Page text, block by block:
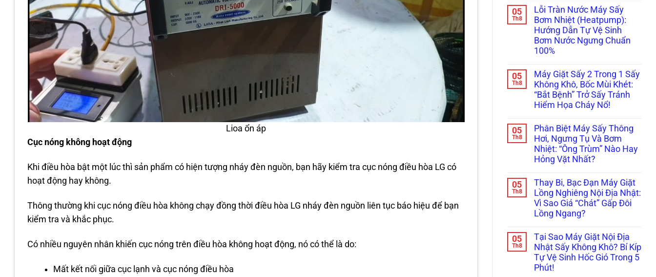
Lioa ổn áp
Cục nóng không hoạt động
Khi điều hòa bật một lúc thì sản phẩm có hiện tượng nháy đèn nguồn, bạn hãy kiểm tra cục nóng điều hòa LG có
hoạt động hay không.
Thông thường khi cục nóng điều hòa không chạy đồng thời điều hòa LG nháy đèn nguồn liên tục báo hiệu để bạn
kiểm tra và khắc phục.
Có nhiều nguyên nhân khiến cục nóng trên điều hòa không hoạt động, nó có thể là do:
Mất kết nối giữa cục lạnh và cục nóng điều hòa
Triệu
Thay
Bo
Mạch!
Lỗi
E18,
E23
Đứng
Im?
Gọi
Ngay
Thợ
Bơm
Xả
Chuẩn
Châu
Âu!
bình
luận
ở
Máy
Sấy
Electrolux/LG
Lồng
Kêu
Cạch
Cạch?
Lật
Tẩy
Lỗi
Curoa
&
Hỏng
Bánh
Tỳ!
05
Th8
Lỗi Tràn Nước Máy Sấy
Bơm Nhiệt (Heatpump):
Hướng Dẫn Tự Vệ Sinh
Bơm Nước Ngưng Chuẩn
100%
bình
luận
ở
Lỗi
Tràn
Nước
Bơm
Nhiệt
(Heatpump):
Hướng
Dẫn
Tự
Sinh
Bơm
Nước
Ngưng
Chuẩn
100%
05
Th8
Máy Giặt Sấy 2 Trong 1 Sấy
Không Khô, Bốc Mùi Khét:
“Bắt Bệnh” Trở Sấy Tránh
Hiểm Họa Cháy Nổ!
bình
luận
ở
Máy
Giặt
Sấy
Sấy
Không
Khô,
Bốc
Mùi
Bệnh”
Trở
Sấy
Tránh
Hiểm
Họa
05
Th8
Phân Biệt Máy Sấy Thông
Hơi, Ngưng Tụ Và Bơm
Nhiệt: “Ông Trùm” Nào Hay
Hỏng Vặt Nhất?
bình
luận
ở
Phân
Biệt
Máy
Hơi,
Ngưng
Tụ
Và
Bơm
Nhiệt:
05
Th8
Thay Bi, Bạc Đạn Máy Giặt
Lồng Nghiêng Nội Địa Nhật:
Vì Sao Giá “Chát” Gấp Đôi
Lồng Ngang?
bình
luận
ở
Thay
Bi,
Bạc
05
Th8
Tại Sao Máy Giặt Nội Địa
Nhật Sấy Không Khô? Bí Kíp
Tự Vệ Sinh Hốc Gió Trong 5
Phút!